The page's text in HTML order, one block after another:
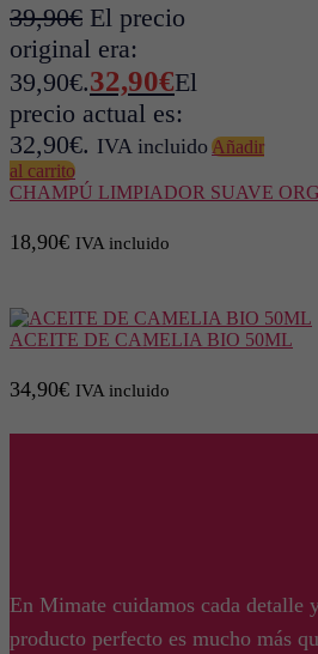
39,90€ El precio
original era:
39,90€.32,90€El
precio actual es:
32,90€. IVA incluidoAñadir
al carrito
CHAMPÚ LIMPIADOR SUAVE
18,90€ IVA incluido
ACEITE DE CAMELIA BIO 50ML
34,90€ IVA incluido
En Mimate cuidamos cada detalle
producto perfecto es mucho más